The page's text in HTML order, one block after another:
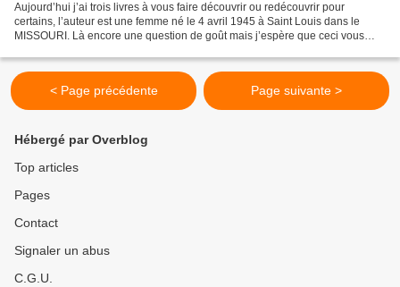
Aujourd’hui j’ai trois livres à vous faire découvrir ou redécouvrir pour
certains, l’auteur est une femme né le 4 avril 1945 à Saint Louis dans le
MISSOURI. Là encore une question de goût mais j’espère que ceci vous
< Page précédente Page suivante >
Hébergé par Overblog
Top articles
Pages
Contact
Signaler un abus
C.G.U.